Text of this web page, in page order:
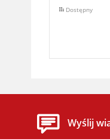
Dostępny
Wyślij